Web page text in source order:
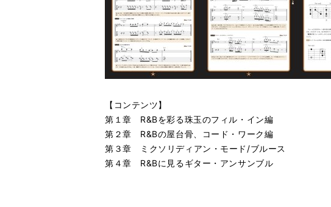
【コンテンツ】
第１章 R&Bを彩る珠玉のフィル・イン編
第２章 R&Bの屋台骨、コード・ワーク編
第３章 ミクソリディアン・モード/ブルース
第４章 R&Bに見るギター・アンサンブル